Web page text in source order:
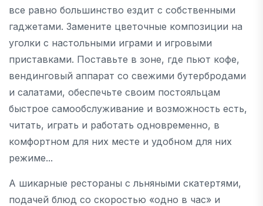
все равно большинство ездит с собственными
гаджетами. Замените цветочные композиции на
уголки с настольными играми и игровыми
приставками. Поставьте в зоне, где пьют кофе,
вендинговый аппарат со свежими бутербродами
и салатами, обеспечьте своим постояльцам
быстрое самообслуживание и возможность есть,
читать, играть и работать одновременно, в
комфортном для них месте и удобном для них
режиме...
А шикарные рестораны с льняными скатертями,
подачей блюд со скоростью «одно в час» и